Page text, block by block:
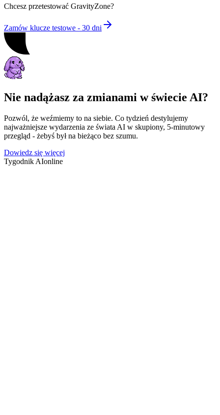
Chcesz przetestować GravityZone?
Zamów klucze testowe - 30 dni
Nie nadążasz za zmianami w świecie AI?
Pozwól, że weźmiemy to na siebie. Co tydzień destylujemy
najważniejsze wydarzenia ze świata AI w skupiony, 5-minutowy
przegląd - żebyś był na bieżąco bez szumu.
Dowiedz się więcej
Tygodnik AIonline